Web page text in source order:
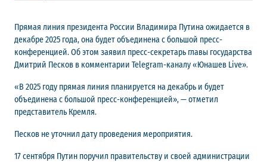
Прямая линия президента России Владимира Путина ожидается в
декабре 2025 года, она будет объединена с большой пресс-
конференцией. Об этом заявил пресс-секретарь главы государства
Дмитрий Песков в комментарии Telegram-каналу «Юнашев Live».
«В 2025 году прямая линия планируется на декабрь и будет
объединена с большой пресс-конференцией», — отметил
представитель Кремля.
Песков не уточнил дату проведения мероприятия.
17 сентября Путин поручил правительству и своей администрации